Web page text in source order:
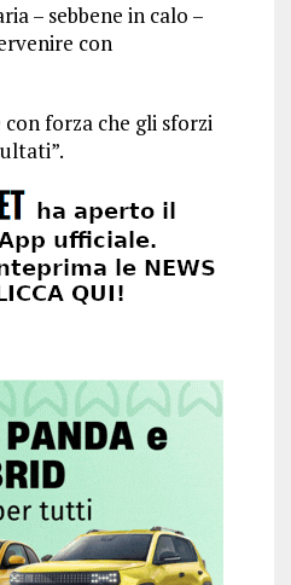
– sebbene in calo –
con
forza che gli sforzi